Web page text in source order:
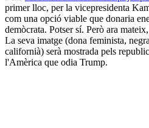
primer lloc, per la vicepresidenta
com una opció viable que donaria
demòcrata. Potser sí. Però ara
La seva imatge (dona feminista,
californià) serà mostrada pels
l'Amèrica que odia Trump.